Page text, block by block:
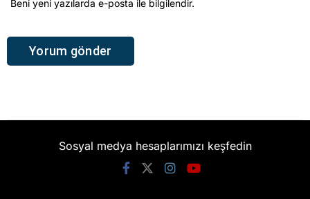
Beni yeni yazılarda e-posta ile bilgilendir.
Sosyal medya hesaplarımızı keşfedin